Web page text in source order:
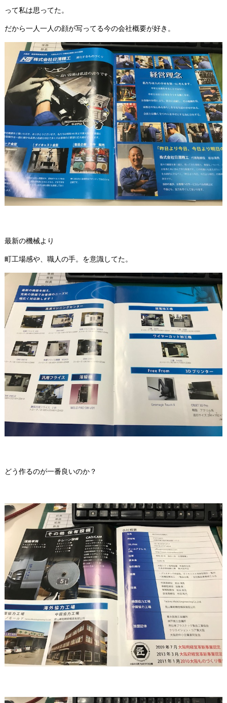
って私は思ってた。
だから一人一人の顔が写ってる今の会社概要が好き。
最新の機械より
町工場感や、職人の手。を意識してた。
どう作るのが一番良いのか？